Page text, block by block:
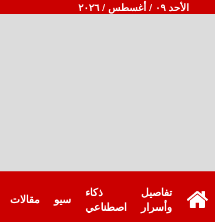
الأحد ٠٩ / أغسطس / ٢٠٢٦
مقالات سيو
ذكاء
اصطناعي
تفاصيل
وأسرار